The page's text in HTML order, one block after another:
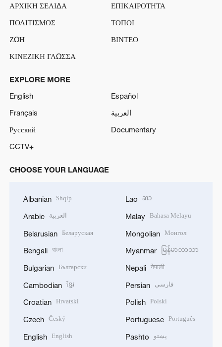
ΑΡΧΙΚΗ ΣΕΛΙΔΑ
ΕΠΙΚΑΙΡΟΤΗΤΑ
ΠΟΛΙΤΙΣΜΟΣ
ΤΟΠΟΙ
ΖΩΗ
ΒΙΝΤΕΟ
ΚΙΝΕΖΙΚΗ ΓΛΩΣΣΑ
EXPLORE MORE
English
Español
Français
العربية
Русский
Documentary
CCTV+
CHOOSE YOUR LANGUAGE
Albanian Shqip
Arabic العربية
Belarusian Беларуская
Bengali বাংলা
Bulgarian Български
Cambodian ខ្មែរ
Croatian Hrvatski
Czech Český
English English
Lao ລາວ
Malay Bahasa Melayu
Mongolian Монгол
Myanmar မြန်မာဘာသာ
Nepali नेपाली
Persian فارسی
Polish Polski
Portuguese Português
Pashto پښتو